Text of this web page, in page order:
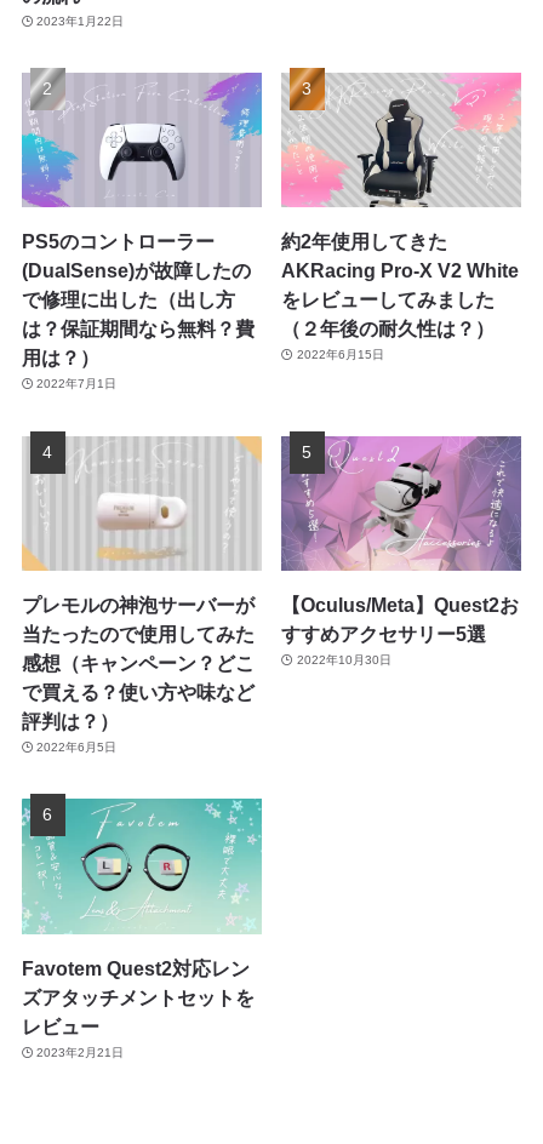
2023年1月22日
PS5のコントローラー
(DualSense)が故障したの
で修理に出した（出し方
は？保証期間なら無料？費
用は？）
2022年7月1日
約2年使用してきた
AKRacing Pro-X V2 White
をレビューしてみました
（２年後の耐久性は？）
2022年6月15日
プレモルの神泡サーバーが
当たったので使用してみた
感想（キャンペーン？どこ
で買える？使い方や味など
評判は？）
2022年6月5日
【Oculus/Meta】Quest2お
すすめアクセサリー5選
2022年10月30日
Favotem Quest2対応レン
ズアタッチメントセットを
レビュー
2023年2月21日